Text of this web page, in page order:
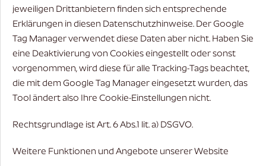
jeweiligen Drittanbietern finden sich entsprechende
Erklärungen in diesen Datenschutzhinweise. Der Google
Tag Manager verwendet diese Daten aber nicht. Haben Sie
eine Deaktivierung von Cookies eingestellt oder sonst
vorgenommen, wird diese für alle Tracking-Tags beachtet,
die mit dem Google Tag Manager eingesetzt wurden, das
Tool ändert also Ihre Cookie-Einstellungen nicht.
Rechtsgrundlage ist Art. 6 Abs.1 lit. a) DSGVO.
Weitere Funktionen und Angebote unserer Website